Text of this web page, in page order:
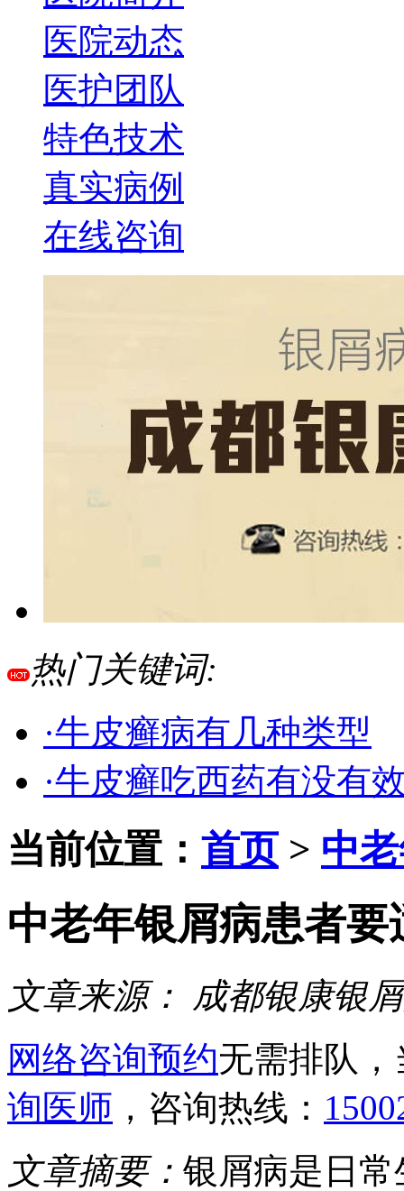
医院动态
医护团队
特色技术
真实病例
在线咨询
热门关键词:
·牛皮癣病有几种类型
·牛皮癣吃西药有没有
当前位置： 首页> 中
中老年银屑病患者
文章来源：
成都银康银
网络咨询预约无需排队
询医师 ，咨询热线：
文章摘要： 银屑病是日